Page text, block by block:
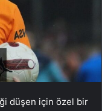
düşen için özel bir